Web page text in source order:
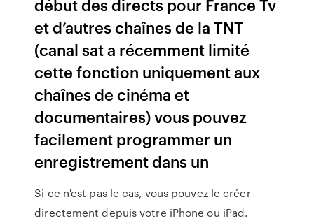
début des directs pour France Tv
et d’autres chaînes de la TNT
(canal sat a récemment limité
cette fonction uniquement aux
chaînes de cinéma et
documentaires) vous pouvez
facilement programmer un
enregistrement dans un
Si ce n'est pas le cas, vous pouvez le créer
directement depuis votre iPhone ou iPad.